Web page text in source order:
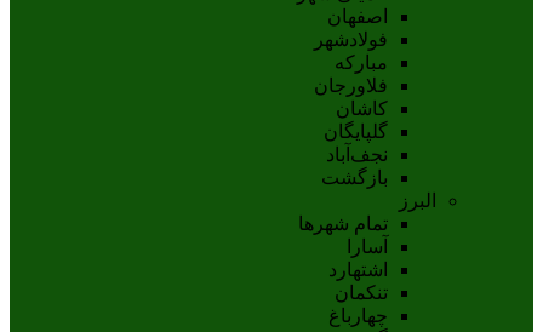
اصفهان
فولادشهر
مبارکه
فلاورجان
کاشان
گلپايگان
نجف‌آباد
بازگشت
البرز
تمام شهر‌ها
آسارا
اشتهارد
تنکمان
چهارباغ